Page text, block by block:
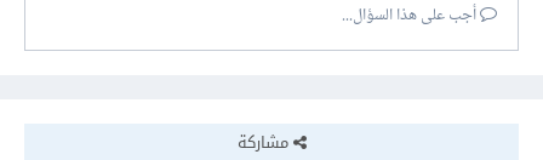
أجب على هذا السؤال...
مشاركة